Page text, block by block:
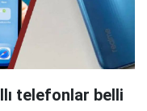
telefonlar belli